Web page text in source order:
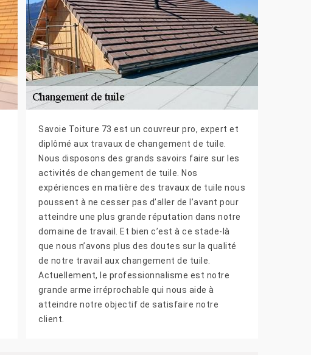
Savoie Toiture 73 est un couvreur pro, expert et
diplômé aux travaux de changement de tuile.
Nous disposons des grands savoirs faire sur les
activités de changement de tuile. Nos
expériences en matière des travaux de tuile nous
poussent à ne cesser pas d’aller de l’avant pour
atteindre une plus grande réputation dans notre
domaine de travail. Et bien c’est à ce stade-là
que nous n’avons plus des doutes sur la qualité
de notre travail aux changement de tuile.
Actuellement, le professionnalisme est notre
grande arme irréprochable qui nous aide à
atteindre notre objectif de satisfaire notre
client.